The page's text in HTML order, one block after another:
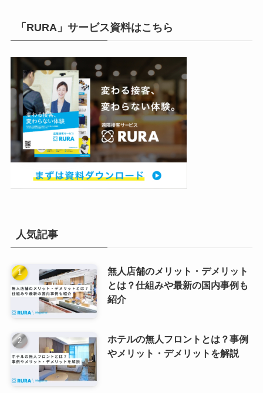
「RURA」サービス資料はこちら
人気記事
無人店舗のメリット・デメリット
とは？仕組みや最新の国内事例も
紹介
ホテルの無人フロントとは？事例
やメリット・デメリットを解説